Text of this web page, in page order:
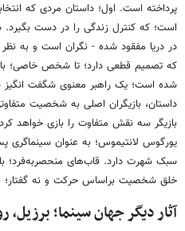
پرداخته است. اول؛ داستان مردی که
است؛ که کنترل زندگی را در دست
در دریا مفقود شده - نگران است و به
که تصمیم قطعی دارد؛ تا شخص خاصی؛ با
شده است؛ یک راهبر معنوی شگفت انگیز
داستان، بازیگران اصلی به شخصیت
بازیگر سه نقش متفاوت را بازی خواهد
یورگوس لانتیموس؛ به عنوان
سبک شهرت دارد. قاب‌های منحصربه‌فرد؛
خلق شخصیت براساس حرکت و نه گفتار؛
آثار دیگر جهان سینما؛ برزیل،